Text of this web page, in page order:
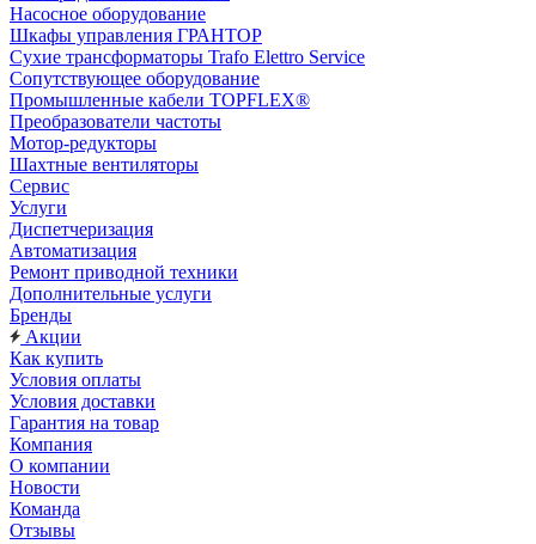
Насосное оборудование
Шкафы управления ГРАНТОР
Сухие трансформаторы Trafo Elettro Service
Сопутствующее оборудование
Промышленные кабели TOPFLEX®
Преобразователи частоты
Мотор-редукторы
Шахтные вентиляторы
Сервис
Услуги
Диспетчеризация
Автоматизация
Ремонт приводной техники
Дополнительные услуги
Бренды
Акции
Как купить
Условия оплаты
Условия доставки
Гарантия на товар
Компания
О компании
Новости
Команда
Отзывы